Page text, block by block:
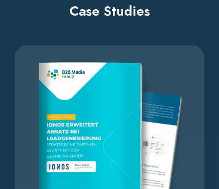
Case Studies
steigert
gezielter
B2B-
Kampagne